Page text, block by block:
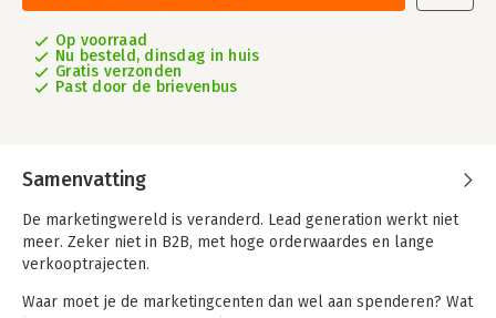
Op voorraad
Nu besteld, dinsdag in huis
Gratis verzonden
Past door de brievenbus
Samenvatting
De marketingwereld is veranderd. Lead generation werkt niet
meer. Zeker niet in B2B, met hoge orderwaardes en lange
verkooptrajecten.
Waar moet je de marketingcenten dan wel aan spenderen? Wat